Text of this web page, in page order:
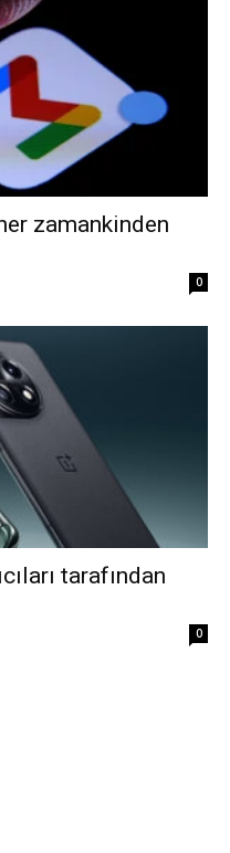
zamankinden
0
tarafından
0